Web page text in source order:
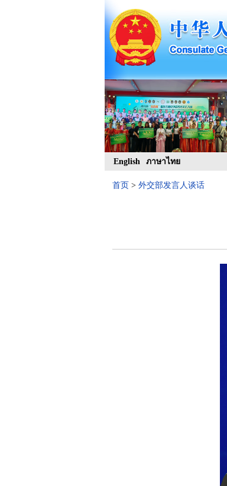
English ภาษาไทย
首页 > 外交部发言人谈话